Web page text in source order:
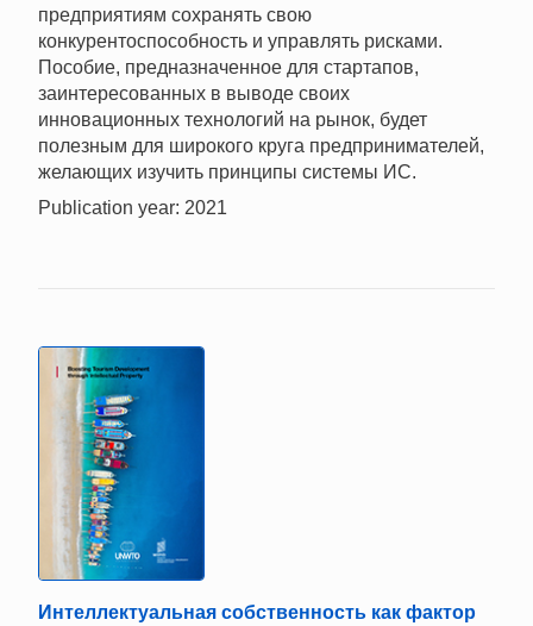
предприятиям сохранять свою
конкурентоспособность и управлять рисками.
Пособие, предназначенное для стартапов,
заинтересованных в выводе своих
инновационных технологий на рынок, будет
полезным для широкого круга предпринимателей,
желающих изучить принципы системы ИС.
Publication year: 2021
Интеллектуальная собственность как фактор